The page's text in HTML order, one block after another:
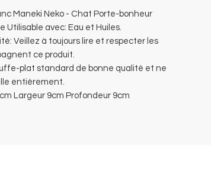
Maneki Neko - Chat Porte-bonheur
Utilisable avec: Eau et Huiles.
Veillez à toujours lire et respecter les
ce produit.
plat standard de bonne qualité et ne
entièrement.
Largeur 9cm Profondeur 9cm